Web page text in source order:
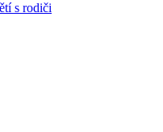
s rodiči